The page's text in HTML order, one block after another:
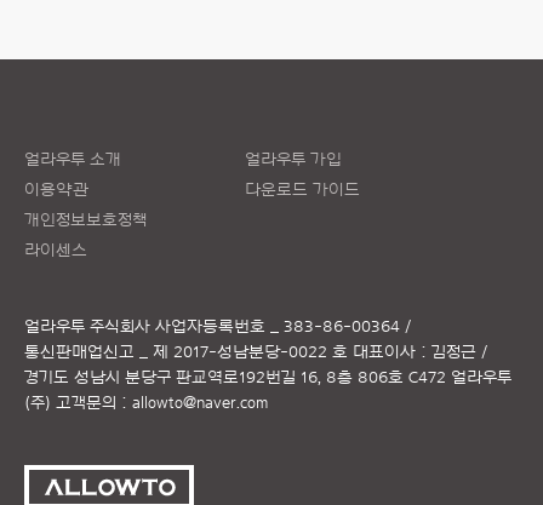
얼라우투 소개
이용약관
개인정보보호정책
라이센스
얼라우투 가입
다운로드 가이드
얼라우투 주식회사 사업자등록번호 _ 383-86-00364 /
통신판매업신고 _ 제 2017-성남분당-0022 호 대표이사 : 김정근 /
경기도 성남시 분당구 판교역로192번길 16, 8층 806호 C472 얼라우투
(주) 고객문의 : allowto@naver.com